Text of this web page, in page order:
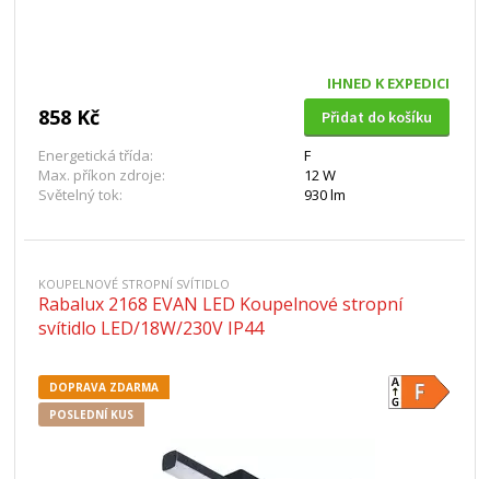
IHNED K EXPEDICI
858 Kč
Přidat do košíku
Energetická třída:
F
Max. příkon zdroje:
12 W
Světelný tok:
930 lm
KOUPELNOVÉ STROPNÍ SVÍTIDLO
Rabalux 2168 EVAN LED Koupelnové stropní
svítidlo LED/18W/230V IP44
DOPRAVA ZDARMA
POSLEDNÍ KUS